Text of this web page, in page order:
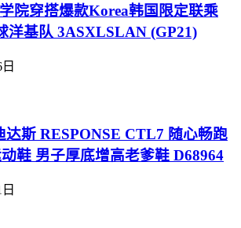
院穿搭爆款Korea韩国限定联乘
洋基队 3ASXLSLAN (GP21)
达斯 RESPONSE CTL7 随心畅跑
鞋 男子厚底增高老爹鞋 D68964